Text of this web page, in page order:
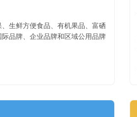
生鲜方便食品、有机果品、富硒
品牌、企业品牌和区域公用品牌